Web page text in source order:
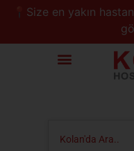
📍Size en yakın